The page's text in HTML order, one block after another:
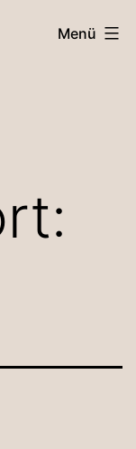
Menü